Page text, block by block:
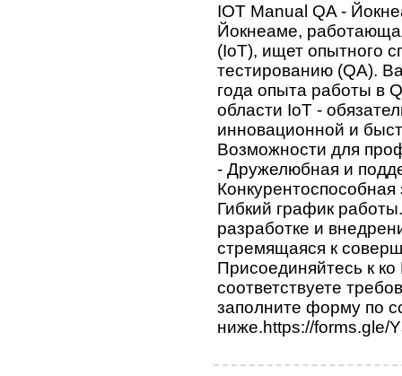
IOT Manual QA -
Йокнеаме,
(IoT), ищет опытного
тестированию (QA).
года опыта работы в
области IoT -
инновационной и
Возможности для
- Дружелюбная и
Гибкий график
разработке и
стремящаяся к
Присоединяйтесь к
соответствуете
заполните форму по
ниже.https://forms.gle/